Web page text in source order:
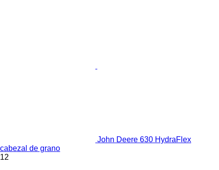
John Deere 630 HydraFlex
cabezal de grano
12